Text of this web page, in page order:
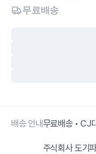
무료배송
배송 안내무료배송 • CJ
주식회사 도기